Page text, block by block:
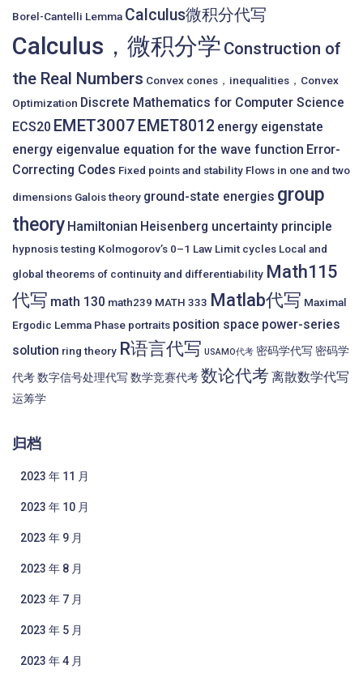
Borel-Cantelli Lemma Calculus微积分代写
Calculus，微积分学 Construction of
the Real Numbers Convex cones，inequalities，Convex
Optimization Discrete Mathematics for Computer Science
ECS20 EMET3007 EMET8012 energy eigenstate
energy eigenvalue equation for the wave function Error-
Correcting Codes Fixed points and stability Flows in one and two
dimensions Galois theory ground-state energies group
theory Hamiltonian Heisenberg uncertainty principle
hypnosis testing Kolmogorov’s 0–1 Law Limit cycles Local and
global theorems of continuity and differentiability Math115
代写 math 130 math239 MATH 333 Matlab代写 Maximal
Ergodic Lemma Phase portraits position space power-series
solution ring theory R语言代写 USAMO代考 密码学代写 密码学
代考数字信号处理代写 数学竞赛代考数论代考 离散数学代写
运筹学
归档
2023 年 11 月
2023 年 10 月
2023 年 9 月
2023 年 8 月
2023 年 7 月
2023 年 5 月
2023 年 4 月